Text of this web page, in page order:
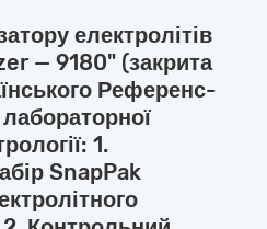
електролітів
— 9180" (закрита
Референс-
лабораторної
1.
SnapPak